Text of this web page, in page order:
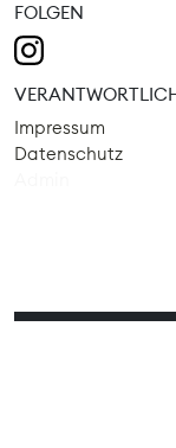
FOLGEN
Impressum
Datenschutz